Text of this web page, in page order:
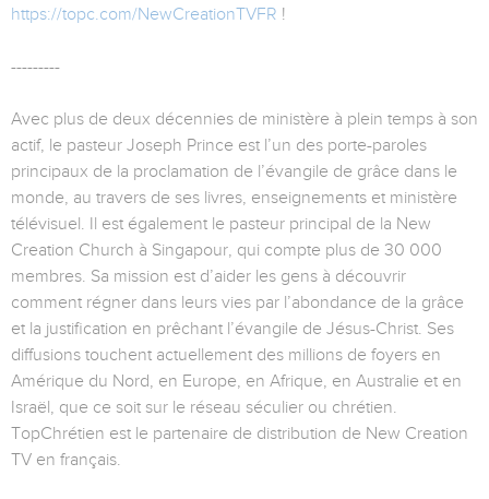
https://topc.com/NewCreationTVFR !
---------
Avec plus de deux décennies de ministère à plein temps à son
actif, le pasteur Joseph Prince est l’un des porte-paroles
principaux de la proclamation de l’évangile de grâce dans le
monde, au travers de ses livres, enseignements et ministère
télévisuel. Il est également le pasteur principal de la New
Creation Church à Singapour, qui compte plus de 30 000
membres. Sa mission est d’aider les gens à découvrir
comment régner dans leurs vies par l’abondance de la grâce
et la justification en prêchant l’évangile de Jésus-Christ. Ses
diffusions touchent actuellement des millions de foyers en
Amérique du Nord, en Europe, en Afrique, en Australie et en
Israël, que ce soit sur le réseau séculier ou chrétien.
TopChrétien est le partenaire de distribution de New Creation
TV en français.